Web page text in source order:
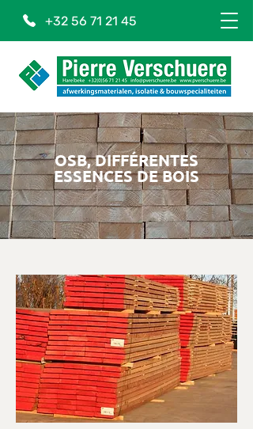
+32 56 71 21 45
OSB, DIFFÉRENTES
ESSENCES DE BOIS